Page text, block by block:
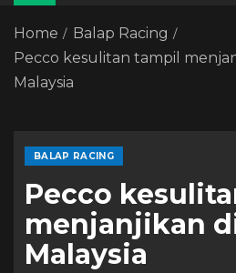
Home
Balap Racing
Pecco kesulitan tampil
Malaysia
BALAP RACING
Pecco
menjanjikan
Malaysia